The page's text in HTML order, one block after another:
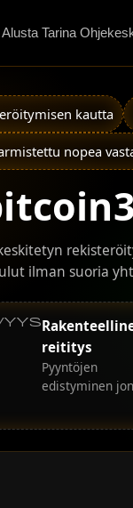
Alusta Tarina
kautta
nopea
ilman suoria
reititys
Pyyntöjen
edistyminen